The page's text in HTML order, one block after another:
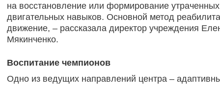
на восстановление или формирование утраченных
двигательных навыков. Основной метод
движение, – рассказала директор учреждения
Мякинченко.
Воспитание чемпионов
Одно из ведущих направлений центра –